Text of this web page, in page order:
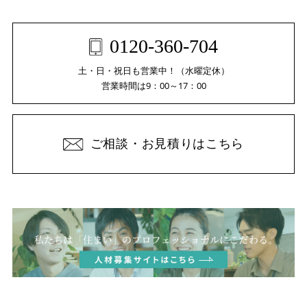
0120-360-704
土・日・祝日も営業中！（水曜定休）
営業時間は9：00～17：00
ご相談・お見積りはこちら